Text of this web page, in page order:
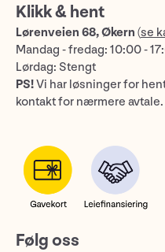
Klikk & hent
Lørenveien 68, Økern (se
Mandag - fredag: 10:00 -
Lørdag: Stengt
PS!Vi har løsninger for
kontakt for nærmere avtale.
Følg oss